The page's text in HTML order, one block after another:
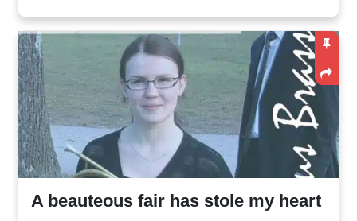
A beauteous fair has stole my heart